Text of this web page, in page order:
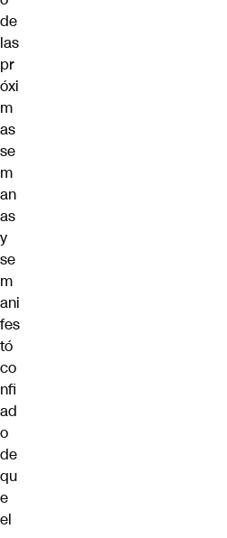
de
las
pr
óxi
m
as
se
m
an
as
y
se
m
ani
fes
tó
co
nfi
ad
o
de
qu
e
el